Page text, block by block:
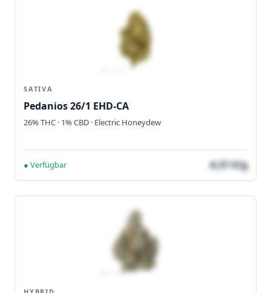
SATIVA
Pedanios 26/1 EHD-CA
26% THC · 1% CBD · Electric Honeydew
● Verfügbar 4,31 €/g